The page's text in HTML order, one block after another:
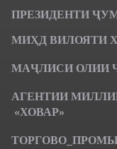
ПРЕЗИДЕНТИ
МИҲД ВИЛОЯТИ
МАҶЛИСИ ОЛИИ
АГЕНТИИ
«ХОВАР»